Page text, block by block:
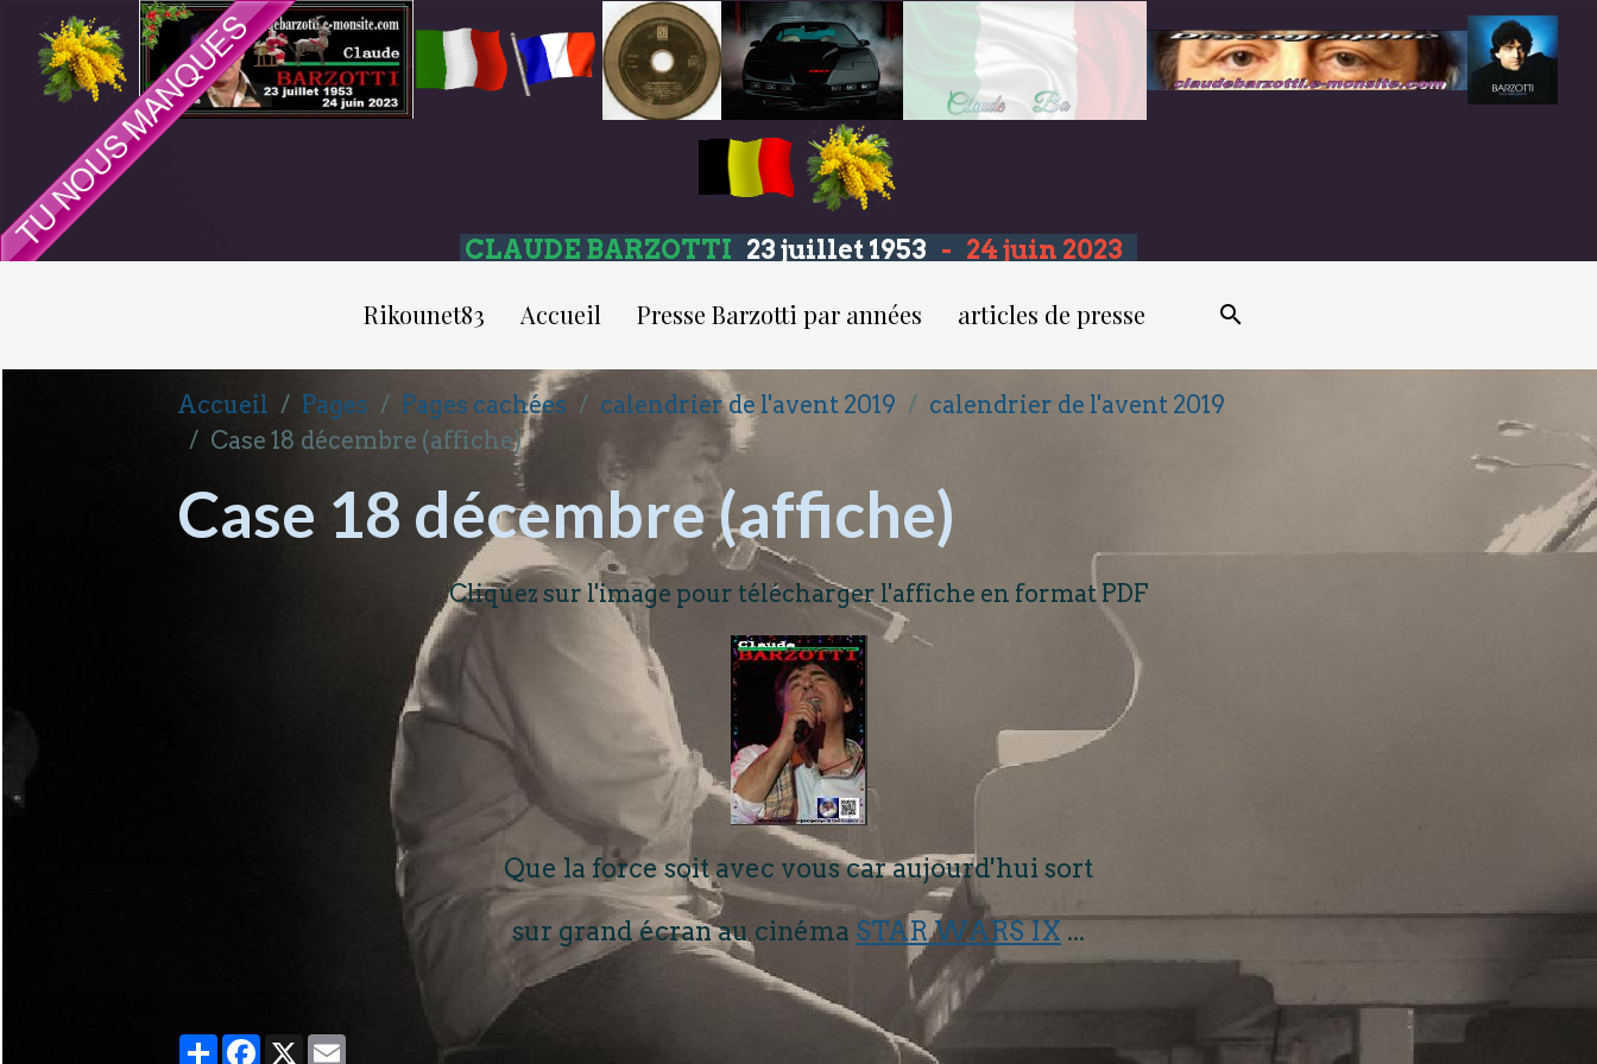
CLAUDE BARZOTTI 23 juillet 1953 - 24 juin 2023
Rikounet83 Accueil Presse Barzotti par années articles de presse
Accueil Pages Pages cachées calendrier de l'avent 2019
calendrier de l'avent 2019
Case 18 décembre (affiche)
Case 18 décembre (affiche)
Cliquez sur l'image pour télécharger l'affiche en format PDF
Que la force soit avec vous car aujourd'hui sort
sur grand écran au cinéma STAR WARS IX...
Partager
Facebook
X